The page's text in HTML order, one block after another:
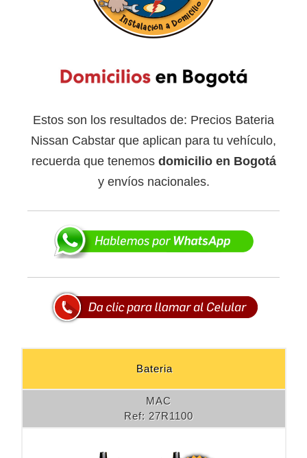
Estos son los resultados de: Precios Bateria
Nissan Cabstar que aplican para tu vehículo,
recuerda que tenemos domicilio en Bogotá
y envíos nacionales.
Bateria
MAC
Ref: 27R1100